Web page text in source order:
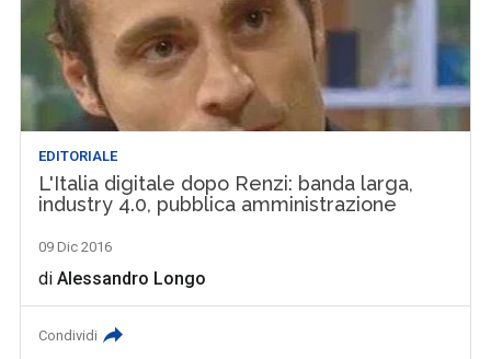
EDITORIALE
L'Italia digitale dopo Renzi: banda larga,
industry 4.0, pubblica amministrazione
09 Dic 2016
diAlessandro Longo
Condividi